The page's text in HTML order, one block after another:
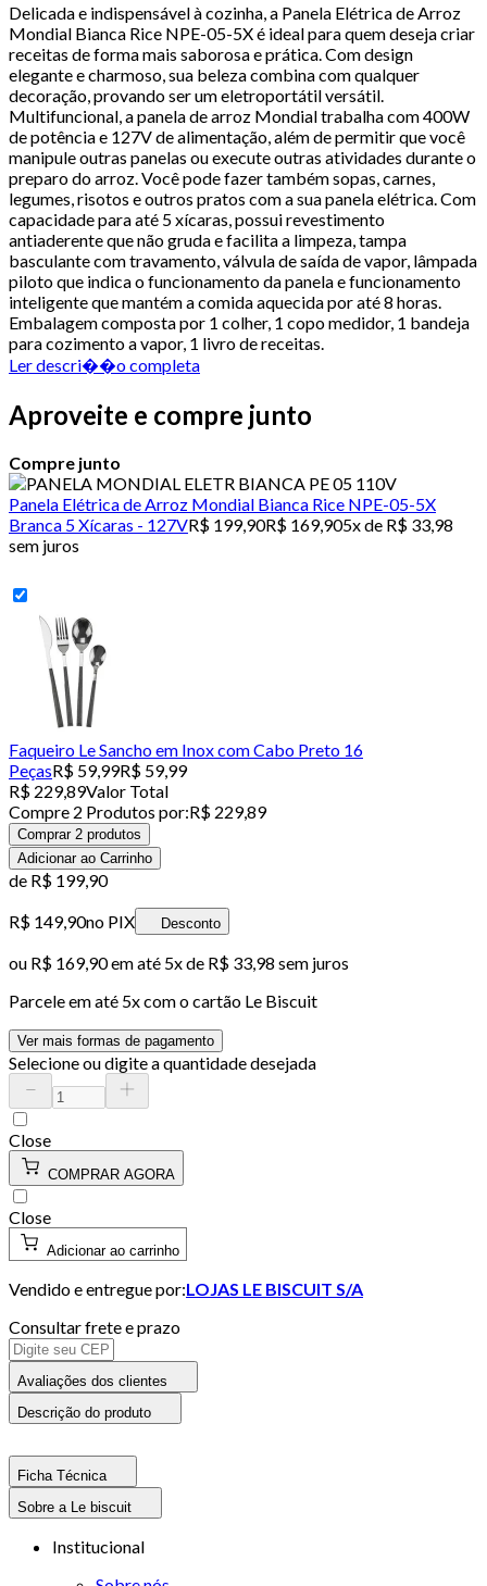
Delicada e indispensável à cozinha, a Panela Elétrica de Arroz
Mondial Bianca Rice NPE-05-5X é ideal para quem deseja criar
receitas de forma mais saborosa e prática. Com design
elegante e charmoso, sua beleza combina com qualquer
decoração, provando ser um eletroportátil versátil.
Multifuncional, a panela de arroz Mondial trabalha com 400W
de potência e 127V de alimentação, além de permitir que você
manipule outras panelas ou execute outras atividades durante o
preparo do arroz. Você pode fazer também sopas, carnes,
legumes, risotos e outros pratos com a sua panela elétrica. Com
capacidade para até 5 xícaras, possui revestimento
antiaderente que não gruda e facilita a limpeza, tampa
basculante com travamento, válvula de saída de vapor, lâmpada
piloto que indica o funcionamento da panela e funcionamento
inteligente que mantém a comida aquecida por até 8 horas.
Embalagem composta por 1 colher, 1 copo medidor, 1 bandeja
para cozimento a vapor, 1 livro de receitas.
Ler descri��o completa
Aproveite e compre junto
Compre junto
Panela Elétrica de Arroz Mondial Bianca Rice NPE-05-5X
Branca 5 Xícaras - 127VR$ 199,90R$ 169,905x de R$ 33,98
sem juros
Faqueiro Le Sancho em Inox com Cabo Preto 16
PeçasR$ 59,99R$ 59,99
R$ 229,89Valor Total
Compre 2 Produtos por:R$ 229,89
Comprar 2 produtos
Adicionar ao Carrinho
de R$ 199,90
R$ 149,90no PIX Desconto
ou R$ 169,90em até 5x de R$ 33,98 sem juros
Parcele em até 5x com o cartão Le Biscuit
Ver mais formas de pagamento
Selecione ou digite a quantidade desejada
Close
COMPRAR AGORA
Close
Adicionar ao carrinho
Vendido e entregue por:LOJAS LE BISCUIT S/A
Consultar frete e prazo
Avaliações dos clientes
Descrição do produto
Ficha Técnica
Sobre a Le biscuit
Institucional